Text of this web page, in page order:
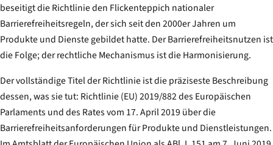
beseitigt die Richtlinie den Flickenteppich nationaler
Barrierefreiheitsregeln, der sich seit den 2000er Jahren um
Produkte und Dienste gebildet hatte. Der Barrierefreiheitsnutzen ist
die Folge; der rechtliche Mechanismus ist die Harmonisierung.
Der vollständige Titel der Richtlinie ist die präziseste Beschreibung
dessen, was sie tut: Richtlinie (EU) 2019/882 des Europäischen
Parlaments und des Rates vom 17. April 2019 über die
Barrierefreiheitsanforderungen für Produkte und Dienstleistungen.